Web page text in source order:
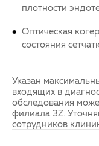
плотности
Оптическая
состояния
Указан
входящих в
обследования
филиала 3Z.
сотрудников